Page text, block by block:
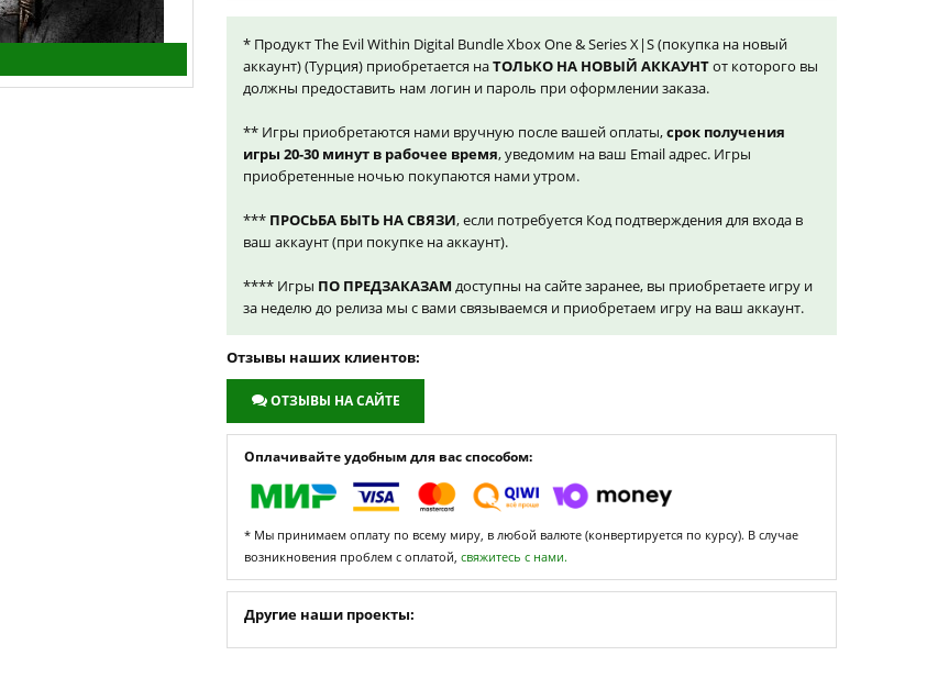
* Продукт The Evil Within Digital Bundle Xbox One & Series X|S (покупка на новый
аккаунт) (Турция) приобретается наТОЛЬКО НА НОВЫЙ АККАУНТот которого вы
должны предоставить нам логин и пароль при оформлении заказа.
** Игры приобретаются нами вручную после вашей оплаты,срок получения
игры 20-30 минут в рабочее время, уведомим на ваш Email адрес. Игры
приобретенные ночью покупаются нами утром.
*** ПРОСЬБА БЫТЬ НА СВЯЗИ, если потребуется Код подтверждения для входа в
ваш аккаунт (при покупке на аккаунт).
**** Игры ПО ПРЕДЗАКАЗАМ доступны на сайте заранее, вы приобретаете игру и
за неделю до релиза мы с вами связываемся и приобретаем игру на ваш аккаунт.
Отзывы наших клиентов:
ОТЗЫВЫ НА САЙТЕ
Оплачивайте удобным для вас способом:
* Мы принимаем оплату по всему миру, в любой валюте (конвертируется по курсу). В случае
возникновения проблем с оплатой, свяжитесь с нами.
Другие наши проекты: